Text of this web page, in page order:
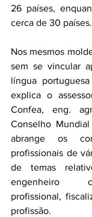
26 países,
cerca de 30 países.
Nos mesmos
sem se vincular
língua
explica o
Confea, eng.
Conselho
abrange os
profissionais de
de temas
engenheiro
profissional,
profissão.